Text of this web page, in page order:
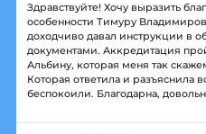
Здравствуйте! Хочу выразить
особенности Тимуру
доходчиво давал инструкции в
документами. Аккредитация
Альбину, которая меня так
Которая ответила и разъяснила
беспокоили. Благодарна,